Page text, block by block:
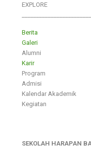
EXPLORE
Berita
Galeri
Alumni
Karir
Program
Admisi
Kalendar Akademik
Kegiatan
SEKOLAH HARAPAN